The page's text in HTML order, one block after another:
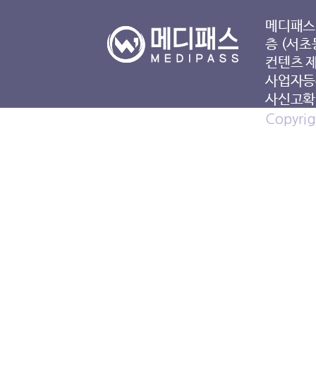
메디패
층 (서초
컨텐츠
사업자
사신고